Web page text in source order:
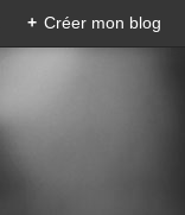
+ Créer mon blog